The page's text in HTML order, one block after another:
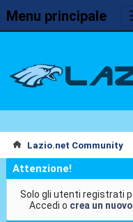
Menu principale
Lazio.net Community
Attenzione!
Solo gli utenti registrati
Accedi o crea un